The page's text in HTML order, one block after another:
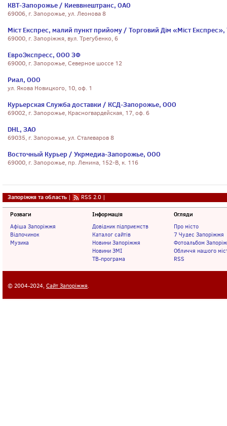
КВТ-Запорожье / Киеввнештранс, ОАО
69006, г. Запорожье, ул. Леонова 8
Міст Експрес, малий пункт прийому / Торговий Дім «Міст
69000, г. Запоріжжя, вул. Трегубенко, 6
ЕвроЭкспресс, ООО ЗФ
69000, г. Запорожье, Северное шоссе 12
Риал, ООО
ул. Якова Новицкого, 10, оф. 1
Курьерская Служба доставки / КСД-Запорожье, ООО
69002, г. Запорожье, Красногвардейская, 17, оф. 6
DHL, ЗАО
69035, г. Запорожье, ул. Сталеваров 8
Восточный Курьер / Укрмедиа-Запорожье, ООО
69000, г. Запорожье, пр. Ленина, 152-В, к. 116
Запоріжжя та область | RSS 2.0 |
Розваги
Афіша Запоріжжя
Відпочинок
Музика
Інформація
Довідник підприємств
Каталог сайтів
Новини Запоріжжя
Новини ЗМІ
ТВ-програма
Огляди
Про місто
7 Чудес Запоріжжя
Фотоальбом
Обличчя нашого
RSS
© 2004-2024, Сайт Запоріжжя.